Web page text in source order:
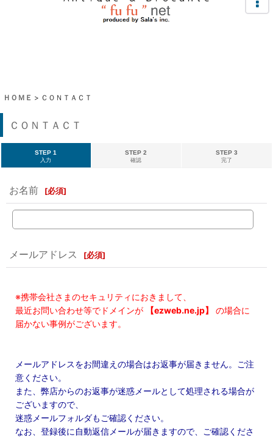
ＨＯＭＥ > ＣＯＮＴＡＣＴ
ＣＯＮＴＡＣＴ
STEP 1
入力
STEP 2
確認
STEP 3
完了
お名前 [必須]
メールアドレス [必須]
※携帯会社さまのセキュリティにおきまして、
最近お問い合わせ等でドメインが
【ezweb.ne.jp】
の場合に
届かない事例がございます。
メールアドレスをお間違えの場合はお返事が届きません。ご注
意ください。
また、弊店からのお返事が迷惑メールとして処理される場合が
ございますので、
迷惑メールフォルダもご確認ください。
なお、登録後に自動返信メールが届きますので、ご確認くださ